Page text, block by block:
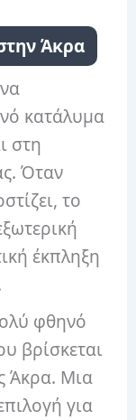
Άκρα
κατάλυμα
στη
Όταν
το
έκπληξη
φθηνό
βρίσκεται
Άκρα. Μια
για